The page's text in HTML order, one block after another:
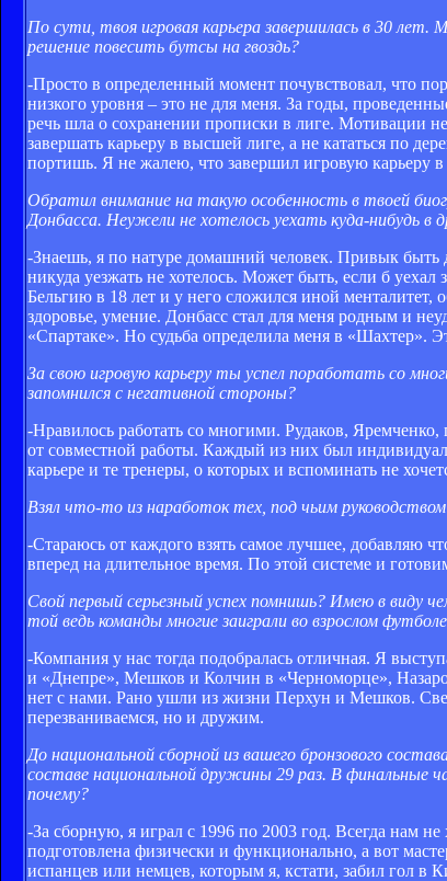
По сути, твоя игровая карьера завершилась в 30
решение повесить бутсы на гвоздь?
-Просто в определенный момент почувствовал, что
низкого уровня – это не для меня. За годы,
речь шла о сохранении прописки в лиге. Мотивации
завершать карьеру в высшей лиге, а не кататься по
портишь. Я не жалею, что завершил игровую карьеру в
Обратил внимание на такую особенность в твоей
Донбасса. Неужели не хотелось уехать куда-нибудь в
-Знаешь, я по натуре домашний человек. Привык быть
никуда уезжать не хотелось. Может быть, если б
Бельгию в 18 лет и у него сложился иной
здоровье, умение. Донбасс стал для меня родным и
«Спартаке». Но судьба определила меня в «Шахтер».
За свою игровую карьеру ты успел поработать со
запомнился с негативной стороны?
-Нравилось работать со многими. Рудаков,
от совместной работы. Каждый из них был
карьере и те тренеры, о которых и вспоминать не
Взял что-то из наработок тех, под чьим
-Стараюсь от каждого взять самое лучшее, добавляю
вперед на длительное время. По этой системе и
Свой первый серьезный успех помнишь? Имею в виду
той ведь команды многие заиграли во взрослом
-Компания у нас тогда подобралась отличная. Я
и «Днепре», Мешков и Колчин в «Черноморце»,
нет с нами. Рано ушли из жизни Перхун и Мешков.
перезваниваемся, но и дружим.
До национальной сборной из вашего бронзового
составе национальной дружины 29 раз. В финальные
почему?
-За сборную, я играл с 1996 по 2003 год. Всегда нам
подготовлена физически и функционально, а вот
испанцев или немцев, которым я, кстати, забил гол в